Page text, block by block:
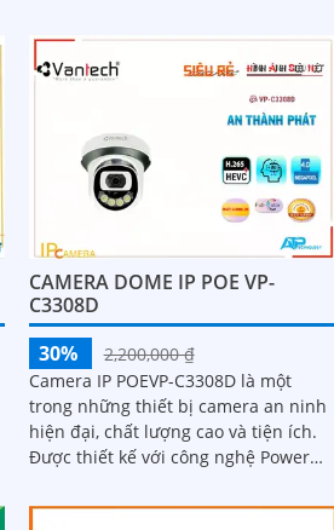
CAMERA DOME IP POE VP-
C3308D
30%
2,200,000 ₫
Camera IP POEVP-C3308D là một
trong những thiết bị camera an ninh
hiện đại, chất lượng cao và tiện ích.
Được thiết kế với công nghệ Power
dữ...